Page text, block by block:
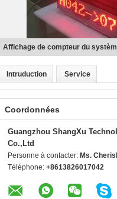
Machine de billet de système de
Intruduction Service
Coordonnées
Guangzhou ShangXu
Co.,Ltd
Personne à contacter: Ms.
Téléphone: +8613826017042